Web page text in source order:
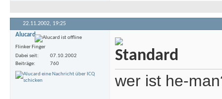
22.11.2002, 19:25
Alucard
Flinker Finger
Dabei seit
07.10.2002
Beiträge
760
wer ist he-